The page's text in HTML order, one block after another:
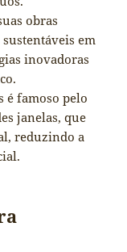
obras
em
inovadoras
é famoso pelo
janelas, que
reduzindo a